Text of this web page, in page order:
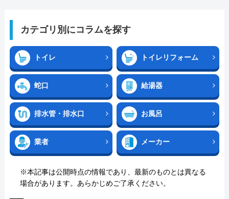
カテゴリ別にコラムを探す
トイレ トイレリフォーム
蛇口 給湯器
排水管・排水口 お風呂
業者 メーカー
※本記事は公開時点の情報であり、最新のものとは異なる
場合があります。あらかじめご了承ください。